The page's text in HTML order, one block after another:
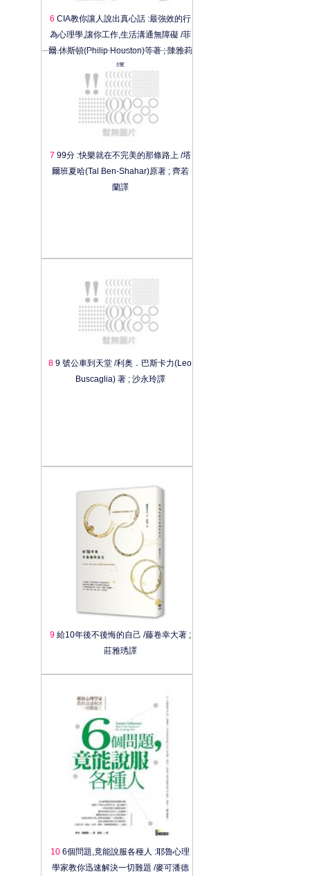
6 CIA教你讓人說出真心話 :最強效的行
為心理學,讓你工作,生活溝通無障礙 /菲
爾.休斯頓(Philip Houston)等著 ; 陳雅莉
譯
7 99分 :快樂就在不完美的那條路上 /塔
爾班夏哈(Tal Ben-Shahar)原著 ; 齊若
蘭譯
8 9 號公車到天堂 /利奥．巴斯卡力(Leo
Buscaglia) 著 ; 沙永玲譯
9給10年後不後悔的自己 /藤卷幸大著 ;
莊雅琇譯
10 6個問題,竟能說服各種人 :耶魯心理
學家教你迅速解決一切難題 /麥可潘德